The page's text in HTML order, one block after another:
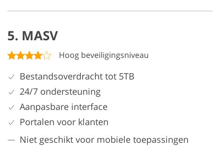
5. MASV
Hoog beveiligingsniveau
Bestandsoverdracht tot 5TB
24/7 ondersteuning
Aanpasbare interface
Portalen voor klanten
Niet geschikt voor mobiele toepassingen